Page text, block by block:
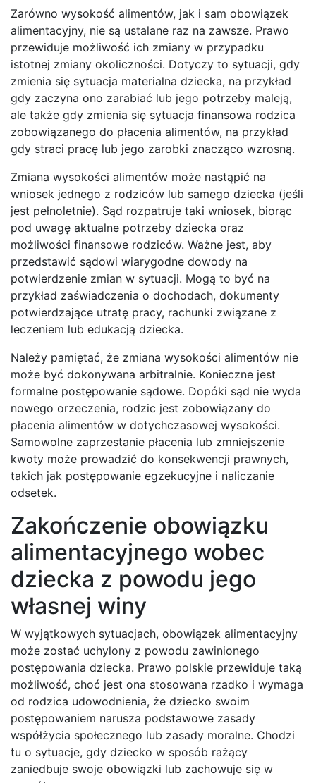
Zarówno wysokość alimentów, jak i sam obowiązek
alimentacyjny, nie są ustalane raz na zawsze. Prawo
przewiduje możliwość ich zmiany w przypadku
istotnej zmiany okoliczności. Dotyczy to sytuacji, gdy
zmienia się sytuacja materialna dziecka, na przykład
gdy zaczyna ono zarabiać lub jego potrzeby maleją,
ale także gdy zmienia się sytuacja finansowa rodzica
zobowiązanego do płacenia alimentów, na przykład
gdy straci pracę lub jego zarobki znacząco wzrosną.
Zmiana wysokości alimentów może nastąpić na
wniosek jednego z rodziców lub samego dziecka (jeśli
jest pełnoletnie). Sąd rozpatruje taki wniosek, biorąc
pod uwagę aktualne potrzeby dziecka oraz
możliwości finansowe rodziców. Ważne jest, aby
przedstawić sądowi wiarygodne dowody na
potwierdzenie zmian w sytuacji. Mogą to być na
przykład zaświadczenia o dochodach, dokumenty
potwierdzające utratę pracy, rachunki związane z
leczeniem lub edukacją dziecka.
Należy pamiętać, że zmiana wysokości alimentów nie
może być dokonywana arbitralnie. Konieczne jest
formalne postępowanie sądowe. Dopóki sąd nie wyda
nowego orzeczenia, rodzic jest zobowiązany do
płacenia alimentów w dotychczasowej wysokości.
Samowolne zaprzestanie płacenia lub zmniejszenie
kwoty może prowadzić do konsekwencji prawnych,
takich jak postępowanie egzekucyjne i naliczanie
odsetek.
Zakończenie obowiązku
alimentacyjnego wobec
dziecka z powodu jego
własnej winy
W wyjątkowych sytuacjach, obowiązek alimentacyjny
może zostać uchylony z powodu zawinionego
postępowania dziecka. Prawo polskie przewiduje taką
możliwość, choć jest ona stosowana rzadko i wymaga
od rodzica udowodnienia, że dziecko swoim
postępowaniem narusza podstawowe zasady
współżycia społecznego lub zasady moralne. Chodzi
tu o sytuacje, gdy dziecko w sposób rażący
zaniedbuje swoje obowiązki lub zachowuje się w